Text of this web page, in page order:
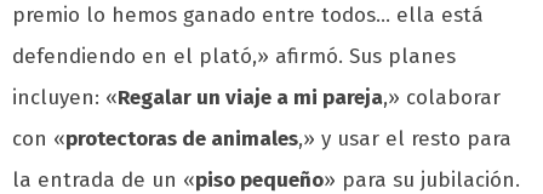
premio lo hemos ganado entre todos… ella está
defendiendo en el plató,» afirmó. Sus planes
incluyen: «Regalar un viaje a mi pareja,» colaborar
con «protectoras de animales,» y usar el resto para
la entrada de un «piso pequeño» para su jubilación.